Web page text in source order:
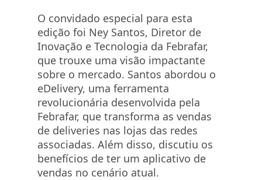
O convidado especial para esta
edição foi Ney Santos, Diretor de
Inovação e Tecnologia da Febrafar,
que trouxe uma visão impactante
sobre o mercado. Santos abordou o
eDelivery, uma ferramenta
revolucionária desenvolvida pela
Febrafar, que transforma as vendas
de deliveries nas lojas das redes
associadas. Além disso, discutiu os
benefícios de ter um aplicativo de
vendas no cenário atual.